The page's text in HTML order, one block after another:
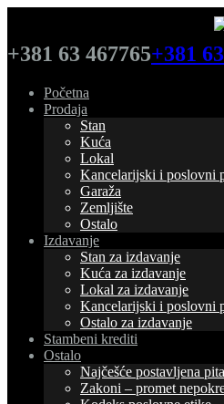
+381 63 467765+381
Početna
Prodaja
Stan
Kuća
Lokal
Kancelarijski i poslovni
Garaža
Zemljište
Ostalo
Izdavanje
Stan za izdavanje
Kuća za izdavanje
Lokal za izdavanje
Kancelarijski i poslovni
Ostalo za izdavanje
Stambeni krediti
Ostalo
Najčešće postavljena
Zakoni – promet